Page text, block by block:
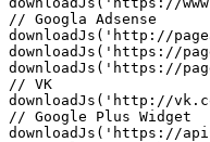
// Googla Adsense
downloadJs('http://
downloadJs('https://
downloadJs('https://
// VK
downloadJs('http://
// Google Plus Widget
downloadJs('https://